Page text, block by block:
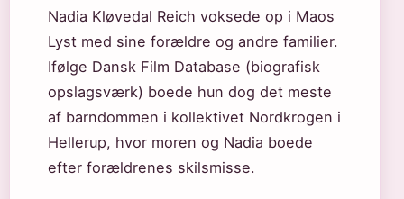
Nadia Kløvedal Reich voksede op i Maos
Lyst med sine forældre og andre familier.
Ifølge Dansk Film Database (biografisk
opslagsværk) boede hun dog det meste
af barndommen i kollektivet Nordkrogen i
Hellerup, hvor moren og Nadia boede
efter forældrenes skilsmisse.